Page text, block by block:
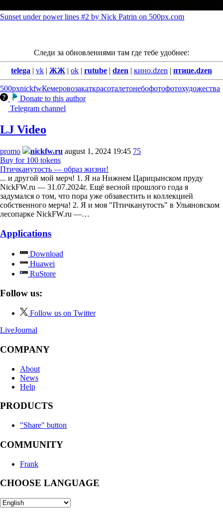
Sunset under power lines #2 by Nick Patrin on 500px.com
Следи за обновлениями там где тебе удобнее:
telega | vk | ЖЖ | ok | rutube | dzen | кино.dzen | птице.dzen
500pxnickfwКемеровозакаткрасоталетонебофотофотохудожества
Donate to this author
Telegram channel
LJ Video
promo nickfw.ru august 1, 2024 19:45 75
Buy for 100 tokens
Птичканутость — образ жизни!
... и другой мой мерч! 1. Я на Нижнем Царицынском пруду
NickFW.ru — 31.07.2024г. Ещё весной прошлого года я
задумался о том, что пора уже обзавестить и коллекцией
собственного мерча! 2. Я и моя "Птичканутость" в Ульяновском
лесопарке NickFW.ru —…
Applications
Download
Huawei
RuStore
Follow us:
Follow us on Twitter
LiveJournal
COMPANY
About
News
Help
PRODUCTS
"Share" button
COMMUNITY
Frank
CHOOSE LANGUAGE